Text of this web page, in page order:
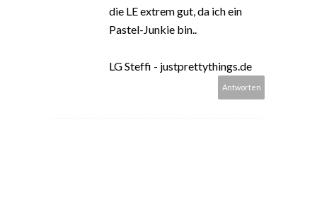
die LE extrem gut, da ich ein
Pastel-Junkie bin..
LG Steffi - justprettythings.de
Antworten